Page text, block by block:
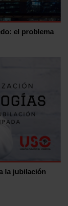
el problema
la jubilación